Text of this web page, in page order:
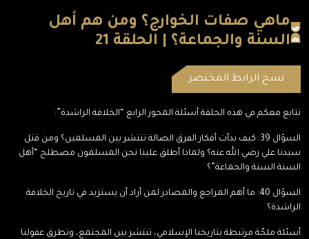
ماهي صفات الخوارج؟ ومن هم أهل
السنة والجماعة؟ | الحلقة 21
نسخ الرابط المختصر
نتابع معكم في هذه الحلقة أسئلة المحور الرابع “الخلافة الراشدة”:
السؤال 39: كيف بدأت أفكار الفرق الضالة تنتشر بين المسلمين؟ ومن قتل
سيدنا علي رضي الله عنه؟ ولماذا أطلق علينا نحن المسلمون مصطلح “أهل
السنة السنة والجماعة”؟
السؤال 40: ما أهم المراجع والمصادر لمن أراد أن يستزيد في تاريخ الخلافة
الراشدة؟
أسئلة ملحّة مرتبطة بتاريخنا الإسلامي، تنتشر بين المجتمع، وتطرق عقولنا